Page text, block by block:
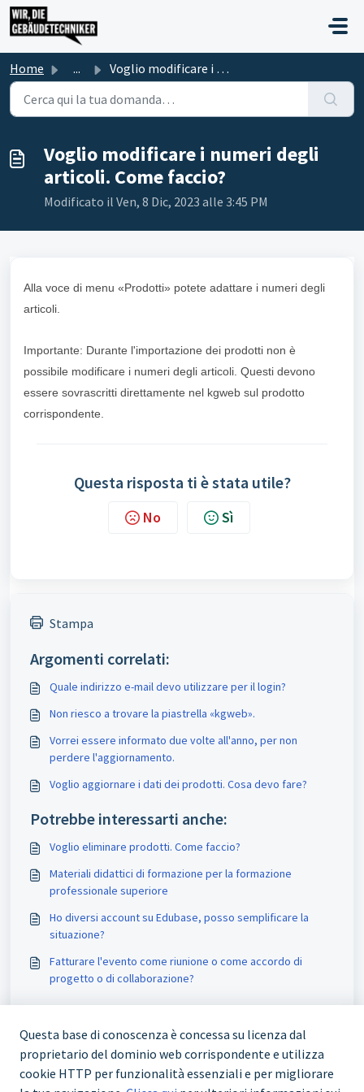
Salta al contenuto principale
Home ... Voglio modificare i numeri degli articoli. Come faccio?
Voglio modificare i numeri degli
articoli. Come faccio?
Modificato il Ven, 8 Dic, 2023 alle 3:45 PM
Alla voce di menu «Prodotti» potete adattare i numeri degli
articoli.
Importante: Durante l'importazione dei prodotti non è
possibile modificare i numeri degli articoli. Questi devono
essere sovrascritti direttamente nel kgweb sul prodotto
corrispondente.
Questa risposta ti è stata utile?
No Sì
Stampa
Argomenti correlati:
Quale indirizzo e-mail devo utilizzare per il login?
Non riesco a trovare la piastrella «kgweb».
Vorrei essere informato due volte all'anno, per non
perdere l'aggiornamento.
Voglio aggiornare i dati dei prodotti. Cosa devo fare?
Potrebbe interessarti anche:
Voglio eliminare prodotti. Come faccio?
Materiali didattici di formazione per la formazione
professionale superiore
Ho diversi account su Edubase, posso semplificare la
situazione?
Fatturare l'evento come riunione o come accordo di
progetto o di collaborazione?
Questa base di conoscenza è concessa su licenza dal
proprietario del dominio web corrispondente e utilizza
cookie HTTP per funzionalità essenziali e per migliorare